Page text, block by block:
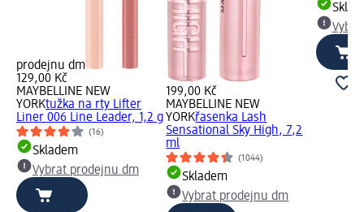
prodejnu dm
129,00 Kč
MAYBELLINE NEW
YORKtužka na rty Lifter
Liner 006 Line Leader, 1,2 g
(16)
Skladem
Vybrat prodejnu dm
199,00 Kč
MAYBELLINE NEW
YORKřasenka Lash
Sensational Sky High, 7,2
ml
(1044)
Skladem
Vybrat prodejnu dm